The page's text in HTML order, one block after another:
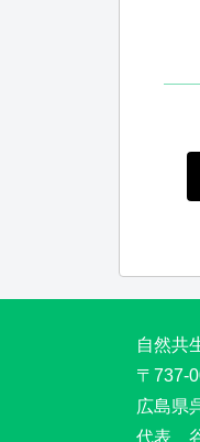
自然共
〒737-
広島県
代表